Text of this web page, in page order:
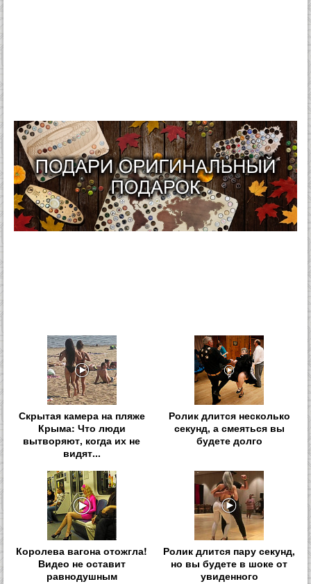
Скрытая камера на пляже
Крыма: Что люди
вытворяют, когда их не
видят...
Ролик длится несколько
секунд, а смеяться вы
будете долго
Королева вагона отожгла!
Видео не оставит
равнодушным
Ролик длится пару секунд,
но вы будете в шоке от
увиденного